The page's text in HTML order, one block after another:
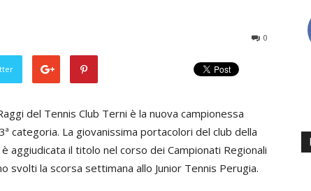
0
del Tennis Club Terni è la nuova campionessa
categoria. La giovanissima portacolori del club della
aggiudicata il titolo nel corso dei Campionati Regionali
svolti la scorsa settimana allo Junior Tennis Perugia.